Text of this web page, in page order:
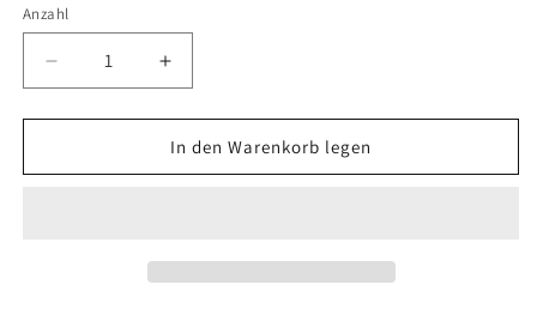
Anzahl
Verringere
die
Menge
O-
Erhöhe
die
Menge
für
O-
In den Warenkorb legen